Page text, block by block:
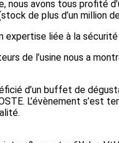
nous avons tous profité
de plus d’un million
expertise liée à la sécurité
de l’usine nous a
d’un buffet de
L’évènement s’est